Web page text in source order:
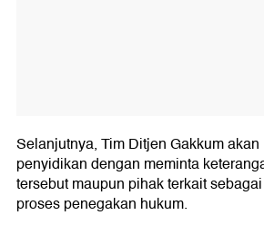
Selanjutnya, Tim Ditjen Gakkum
penyidikan dengan meminta
tersebut maupun pihak terkait
proses penegakan hukum.